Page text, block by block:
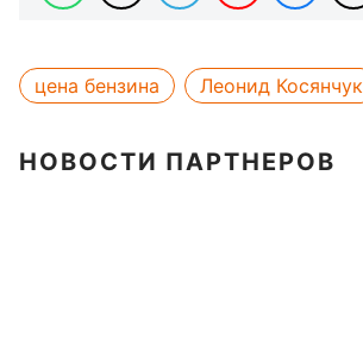
цена бензина Леонид Косянчук
НОВОСТИ ПАРТНЕРОВ